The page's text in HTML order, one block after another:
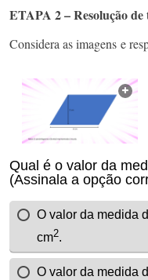
ETAPA 2 – Resolução de
Considera as imagens e